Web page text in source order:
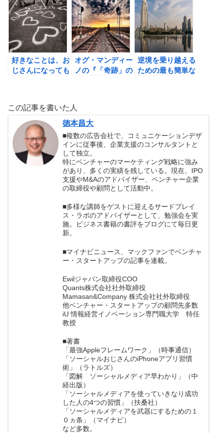
ーリン著）の書評
るための読書術」
のご案内
ために行動する習
慣を身につけよ
う！
好きなことは、お
じさんになっても
オグ・マンディー
ノの『「奇跡」の
書評
逆境を乗り越える
ための最も簡単な
この記事を書いた人
徳本昌大
■複数の広告会社で、コミュニケーションデザ
インに従事後、企業支援のコンサルタントと
して独立。
特にベンチャーのマーケティング戦略に強み
があり、多くの実績を残している。現在、IPO
支援やM&Aのアドバイザー、ベンチャー企業
の取締役や顧問として活動中。
■多様な講師をゲストに迎えるサードプレイ
ス・ラボのアドバイザーとして、勉強会を実
施。ビジネス書籍の書評をブログにて毎日更
新。
■マイナビニュース、マックファンでベンチャ
ー・スタートアップの記事を連載。
Ewilジャパン取締役COO
Quants株式会社社外取締役
Mamasan&Company 株式会社社外取締役
他ベンチャー・スタートアップの顧問先多数
iU 情報経営イノベーション専門職大学 特任
教授
■著書
「最強Appleフレームワーク」（時事通信）
「ソーシャルおじさんのiPhoneアプリ習慣
術」（ラトルズ）
「図解 ソーシャルメディア早わかり」（中
経出版）
「ソーシャルメディアを使っていきなり成功
した人の4つの習慣」（扶桑社）
「ソーシャルメディアを武器にするための１
０ヵ条」（マイナビ）
など多数。